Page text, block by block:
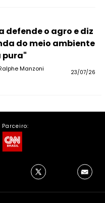
defende o agro e diz
do meio ambiente
pura"
Manzoni
23/07/26
Parceiro: